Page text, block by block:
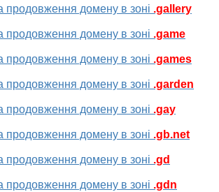
продовження домену в зоні .gallery
продовження домену в зоні .game
продовження домену в зоні .games
продовження домену в зоні .garden
продовження домену в зоні .gay
продовження домену в зоні .gb.net
продовження домену в зоні .gd
продовження домену в зоні .gdn